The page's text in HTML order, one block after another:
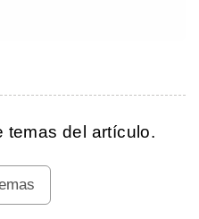
temas del artículo.